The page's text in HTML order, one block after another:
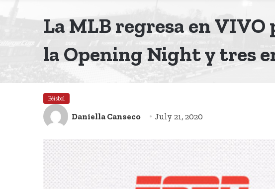
La MLB regresa en VIVO
la Opening Night y tres
Béisbol
Daniella Canseco July 21, 2020